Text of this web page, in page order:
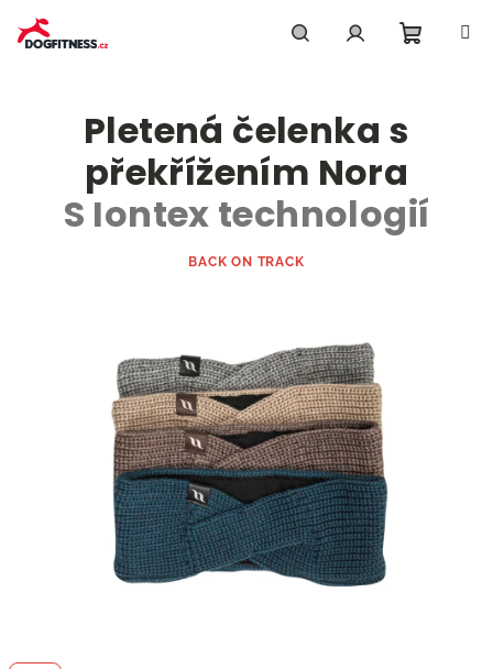
obsah
Pletená čelenka s
překřížením Nora
S Iontex technologií
BACK ON TRACK